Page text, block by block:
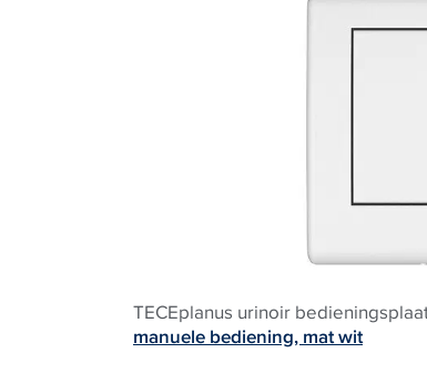
TECEplanus urinoir
manuele bediening, mat wit